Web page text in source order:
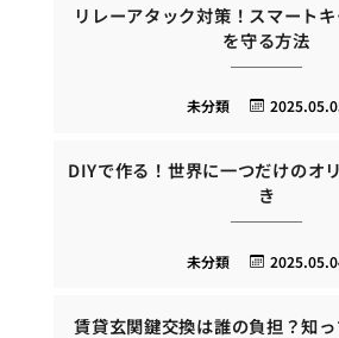
リレーアタック対策！スマート
を守る方法
未分類
DIYで作る！世界に一つだけのオ
き
未分類
賃貸玄関鍵交換は誰の負担？知